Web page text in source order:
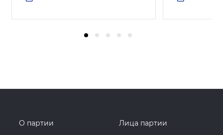
О партии
Лица партии